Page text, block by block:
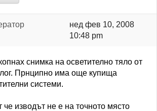
нед фев 10, 2008
10:48 pm
снимка на осветително тяло от
Прнципно има още купища
системи.
изводът не е на точното място